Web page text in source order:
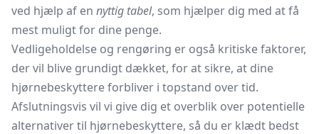
ved hjælp af en nyttig tabel, som hjælper dig med at få
mest muligt for dine penge.
Vedligeholdelse og rengøring er også kritiske faktorer,
der vil blive grundigt dækket, for at sikre, at dine
hjørnebeskyttere forbliver i topstand over tid.
Afslutningsvis vil vi give dig et overblik over potentielle
alternativer til hjørnebeskyttere, så du er klædt bedst